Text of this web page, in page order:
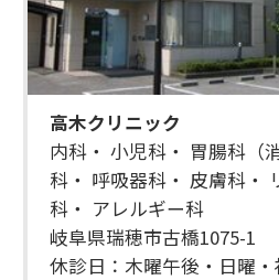
高木クリニック
内科・ 小児科・ 胃腸科（
科・ 呼吸器科・ 皮膚科・
科・ アレルギー科
岐阜県瑞穂市古橋1075-1
休診日：木曜午後・日曜・